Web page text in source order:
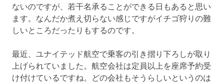
ないのですが、若干名承ることができる日もあると思い
ます。なんだか煮え切らない感じですがイチゴ狩りの難
しいところだったりもするのです。
最近、ユナイテッド航空で乗客の引き摺り下ろしが取り
上げられていました。航空会社は定員以上を座席予約受
け付けているですね。どの会社もそうらしいというのは